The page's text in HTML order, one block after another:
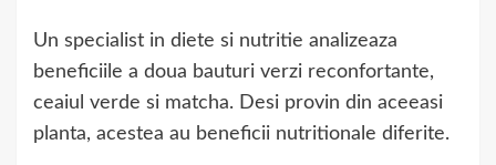
Un specialist in diete si nutritie analizeaza
beneficiile a doua bauturi verzi reconfortante,
ceaiul verde si matcha. Desi provin din aceeasi
planta, acestea au beneficii nutritionale diferite.